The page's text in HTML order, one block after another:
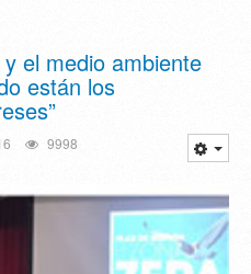
el medio ambiente
están los
9998